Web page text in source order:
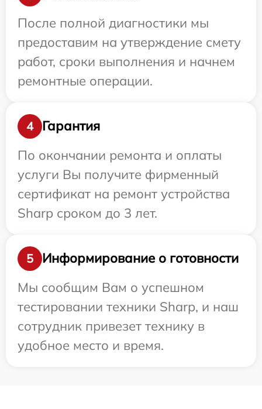
После полной диагностики мы
предоставим на утверждение смету
работ, сроки выполнения и начнем
ремонтные операции.
4
Гарантия
По окончании ремонта и оплаты
услуги Вы получите фирменный
сертификат на ремонт устройства
Sharp сроком до 3 лет.
5
Информирование о готовности
Мы сообщим Вам о успешном
тестировании техники Sharp, и наш
сотрудник привезет технику в
удобное место и время.